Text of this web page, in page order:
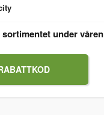
sortimentet under våren